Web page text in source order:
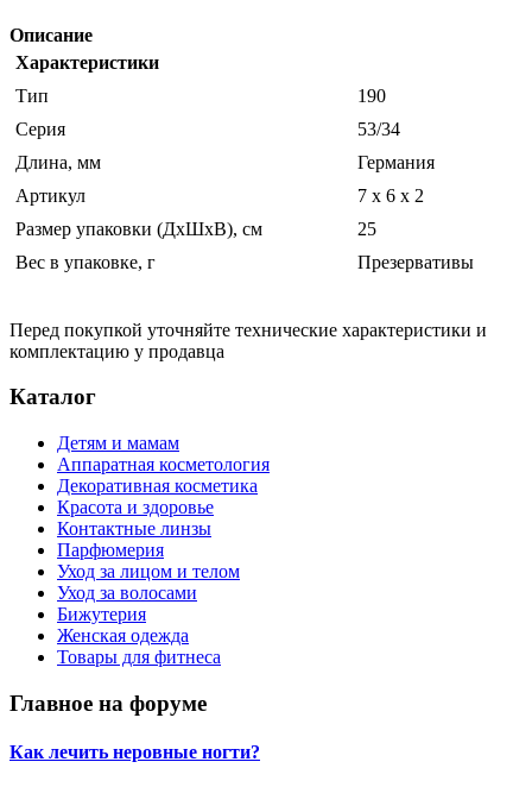
Описание
Характеристики
Тип
190
Серия
53/34
Длина, мм
Германия
Артикул
7 x 6 x 2
Размер упаковки (ДхШхВ), см
25
Вес в упаковке, г
Презервативы
Перед покупкой уточняйте технические характеристики и
комплектацию у продавца
Каталог
Детям и мамам
Аппаратная косметология
Декоративная косметика
Красота и здоровье
Контактные линзы
Парфюмерия
Уход за лицом и телом
Уход за волосами
Бижутерия
Женская одежда
Товары для фитнеса
Главное на форуме
Как лечить неровные ногти?